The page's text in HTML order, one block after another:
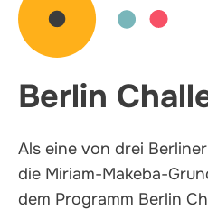
Berlin
Als eine von drei
die Miriam-Makeba-
dem Programm Berlin